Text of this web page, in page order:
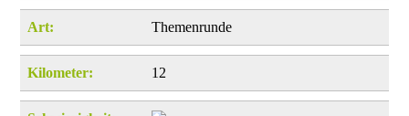
Art: Themenrunde
Kilometer: 12